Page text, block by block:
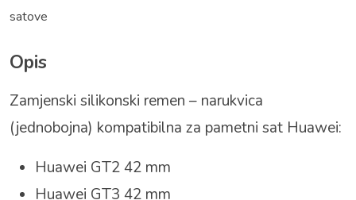
satove
Opis
Zamjenski silikonski remen – narukvica
(jednobojna) kompatibilna za pametni sat Huawei:
Huawei GT2 42 mm
Huawei GT3 42 mm